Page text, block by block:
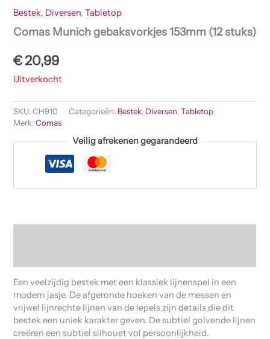
Bestek, Diversen,Tabletop
Comas Munich gebaksvorkjes 153mm (12 stuks)
€20,99
Uitverkocht
SKU:CH910 Categorieën: Bestek, Diversen,Tabletop
Merk:Comas
Veilig afrekenen gegarandeerd
Een veelzijdig bestek met een klassiek lijnenspel in een
modern jasje. De afgeronde hoeken van de messen en
vrijwel lijnrechte lijnen van de lepels zijn details die dit
bestek een uniek karakter geven. De subtiel golvende lijnen
creëren een subtiel silhouet vol persoonlijkheid.